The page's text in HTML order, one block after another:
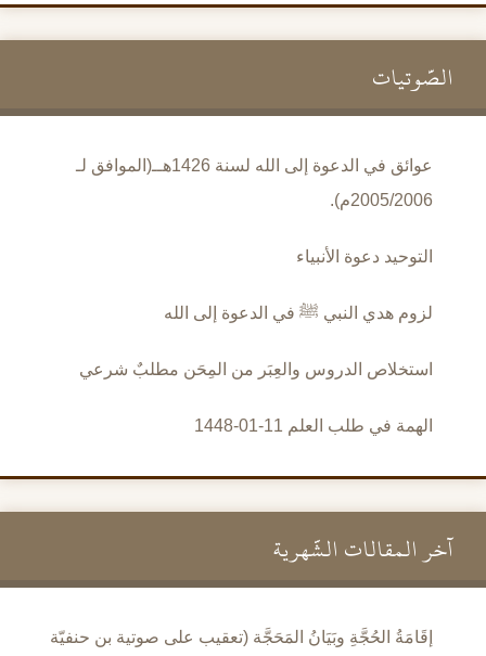
الصَّوتيات
عوائق في الدعوة إلى الله لسنة 1426هــ(الموافق لـ
2005/2006م).
التوحيد دعوة الأنبياء
لزوم هدي النبي ﷺ في الدعوة إلى الله
استخلاص الدروس والعِبَر من المِحَن مطلبٌ شرعي
الهمة في طلب العلم 11-01-1448
آخر المقالات الشَّهرية
إقَامَةُ الحُجَّةِ وبَيَانُ المَحَجَّة (تعقيب على صوتية بن حنفيّة